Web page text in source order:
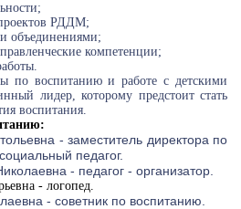
РДДМ;
объединениями;
компетенции;
по воспитанию и работе с детскими
лидер, которому предстоит стать
воспитания.
- заместитель директора по
педагог.
- педагог - организатор.
- логопед.
- советник по воспитанию.